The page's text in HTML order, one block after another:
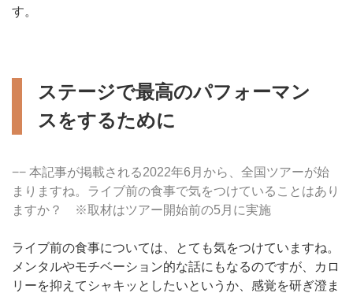
す。
ステージで最高のパフォーマン
スをするために
−− 本記事が掲載される2022年6月から、全国ツアーが始
まりますね。ライブ前の食事で気をつけていることはあり
ますか？ ※取材はツアー開始前の5月に実施
ライブ前の食事については、とても気をつけていますね。
メンタルやモチベーション的な話にもなるのですが、カロ
リーを抑えてシャキッとしたいというか、感覚を研ぎ澄ま